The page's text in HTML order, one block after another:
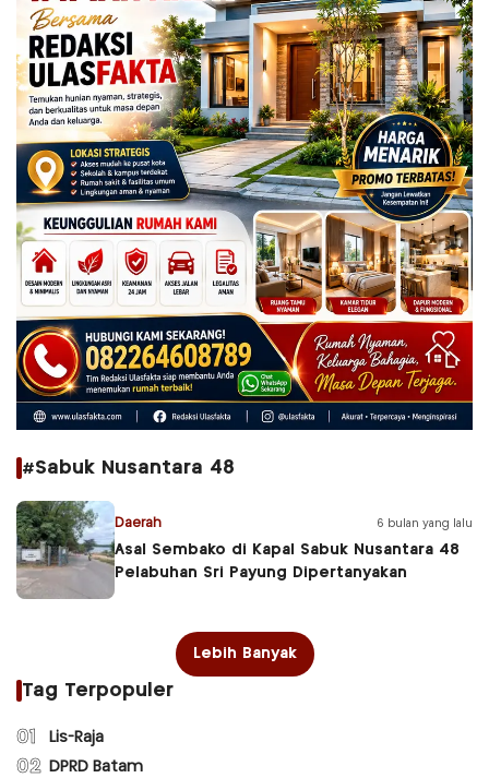
#Sabuk Nusantara 48
Daerah 6 bulan yang lalu
Asal Sembako di Kapal Sabuk Nusantara 48
Pelabuhan Sri Payung Dipertanyakan
Lebih Banyak
Tag Terpopuler
01 Lis-Raja
02 DPRD Batam